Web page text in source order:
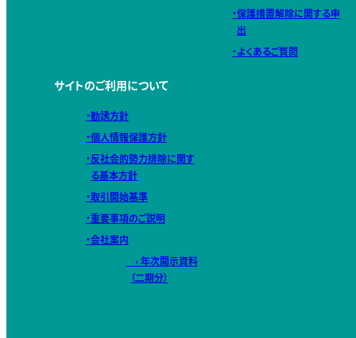
・保護措置解除に関する申
出
・よくあるご質問
サイトのご利用について
・勧誘方針
・個人情報保護方針
・反社会的勢力排除に関す
る基本方針
・取引開始基準
・重要事項のご説明
・会社案内
› 年次開示資料
（二期分）